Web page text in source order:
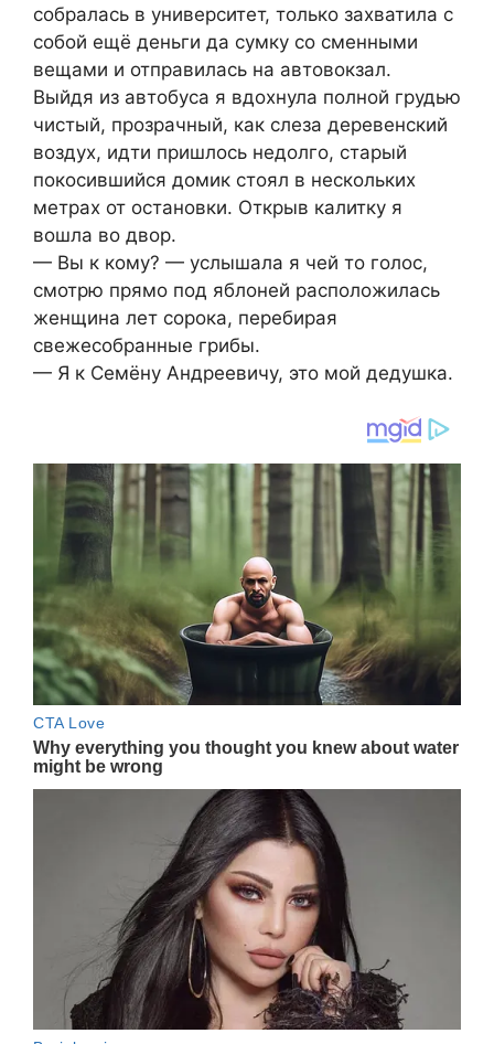
собралась в университет, только захватила с
собой ещё деньги да сумку со сменными
вещами и отправилась на автовокзал.
Выйдя из автобуса я вдохнула полной грудью
чистый, прозрачный, как слеза деревенский
воздух, идти пришлось недолго, старый
покосившийся домик стоял в нескольких
метрах от остановки. Открыв калитку я
вошла во двор.
— Вы к кому? — услышала я чей то голос,
смотрю прямо под яблоней расположилась
женщина лет сорока, перебирая
свежесобранные грибы.
— Я к Семёну Андреевичу, это мой дедушка.